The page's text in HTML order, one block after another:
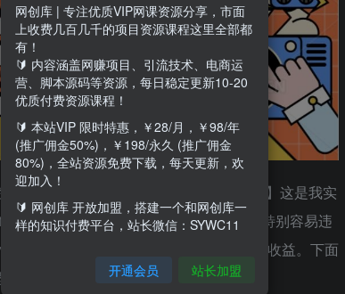
1w+，一部手机即可操作，保姆级教程】这是我实
加。因为传统的玩法不仅耗时费力，还特别容易违
第一天就能轻松上手，第二天就能看到收益。下面
程mp404 注意事项mp4
网创库 | 专注优质VIP网课资源分享，市面
上收费几百几千的项目资源课程这里全部都
有！
🔰 内容涵盖网赚项目、引流技术、电商运
营、脚本源码等资源，每日稳定更新10-20
优质付费资源课程！
🔰 本站VIP 限时特惠，￥28/月，￥98/年
(推广佣金50%)，￥198/永久 (推广佣金
80%)，全站资源免费下载，每天更新，欢
迎加入！
🔰 网创库 开放加盟，搭建一个和网创库一
样的知识付费平台，站长微信：SYWC11
开通会员 站长加盟